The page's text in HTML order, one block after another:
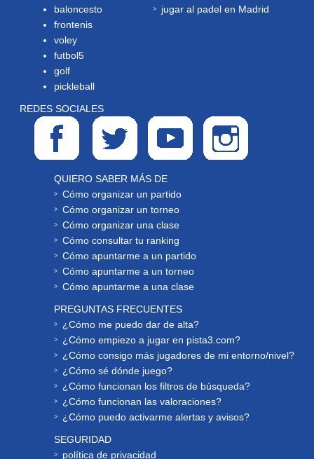
baloncesto
frontenis
voley
futbol5
golf
pickleball
jugar al padel en Madrid
REDES SOCIALES
QUIERO SABER MÁS DE
Cómo organizar un partido
Cómo organizar un torneo
Cómo organizar una clase
Cómo consultar tu ranking
Cómo apuntarme a un partido
Cómo apuntarme a un torneo
Cómo apuntarme a una clase
PREGUNTAS FRECUENTES
¿Cómo me puedo dar de alta?
¿Cómo empiezo a jugar en pista3.com?
¿Cómo consigo más jugadores de mi entorno/nivel?
¿Cómo sé dónde juego?
¿Cómo funcionan los filtros de búsqueda?
¿Cómo funcionan las valoraciones?
¿Cómo puedo activarme alertas y avisos?
SEGURIDAD
política de privacidad